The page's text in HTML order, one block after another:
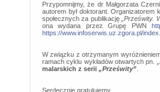
Przypomnijmy, że dr Małgorzata
autorem był doktorant. Organizatorem
społecznych za publikację „Prześwity.
ona wydana przez Grupę PWN
https://www.infoserwis.uz.zgora.pl/
W związku z otrzymanym
ramach cyklu wykładów otwartych pn.
malarskich z serii „Prześwity”
Serdecznie gratulujemy.